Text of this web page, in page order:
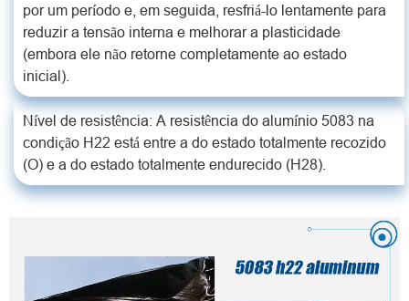
por um período e, em seguida, resfriá-lo lentamente para
reduzir a tensão interna e melhorar a plasticidade
(embora ele não retorne completamente ao estado
inicial).
Nível de resistência: A resistência do alumínio 5083 na
condição H22 está entre a do estado totalmente recozido
(O) e a do estado totalmente endurecido (H28).